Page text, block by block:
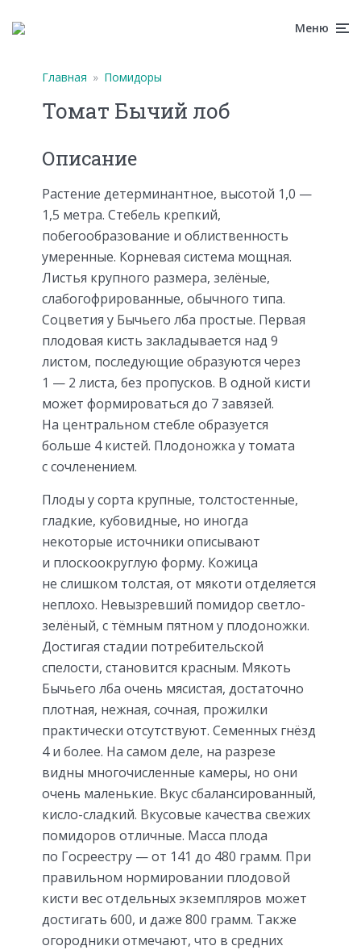
Меню
Главная » Помидоры
Томат Бычий лоб
Описание
Растение детерминантное, высотой 1,0 —
1,5 метра. Стебель крепкий,
побегообразование и облиственность
умеренные. Корневая система мощная.
Листья крупного размера, зелёные,
слабогофрированные, обычного типа.
Соцветия у Бычьего лба простые. Первая
плодовая кисть закладывается над 9
листом, последующие образуются через
1 — 2 листа, без пропусков. В одной кисти
может формироваться до 7 завязей.
На центральном стебле образуется
больше 4 кистей. Плодоножка у томата
с сочленением.
Плоды у сорта крупные, толстостенные,
гладкие, кубовидные, но иногда
некоторые источники описывают
и плоскоокруглую форму. Кожица
не слишком толстая, от мякоти отделяется
неплохо. Невызревший помидор светло-
зелёный, с тёмным пятном у плодоножки.
Достигая стадии потребительской
спелости, становится красным. Мякоть
Бычьего лба очень мясистая, достаточно
плотная, нежная, сочная, прожилки
практически отсутствуют. Семенных гнёзд
4 и более. На самом деле, на разрезе
видны многочисленные камеры, но они
очень маленькие. Вкус сбалансированный,
кисло-сладкий. Вкусовые качества свежих
помидоров отличные. Масса плода
по Госреестру — от 141 до 480 грамм. При
правильном нормировании плодовой
кисти вес отдельных экземпляров может
достигать 600, и даже 800 грамм. Также
огородники отмечают, что в средних